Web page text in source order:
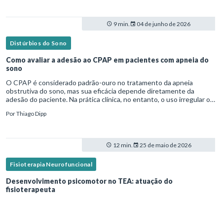
9 min. 04 de junho de 2026
Distúrbios do Sono
Como avaliar a adesão ao CPAP em pacientes com apneia do
sono
O CPAP é considerado padrão-ouro no tratamento da apneia
obstrutiva do sono, mas sua eficácia depende diretamente da
adesão do paciente. Na prática clínica, no entanto, o uso irregular ou
PorThiago Dipp
12 min. 25 de maio de 2026
Fisioterapia Neurofuncional
Desenvolvimento psicomotor no TEA: atuação do
fisioterapeuta